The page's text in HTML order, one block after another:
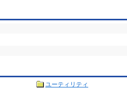
ユーティリティ